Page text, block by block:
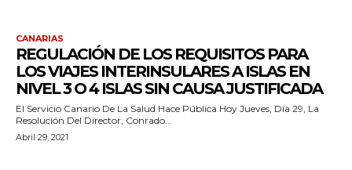
CANARIAS
REGULACIÓN DE LOS REQUISITOS PARA
LOS VIAJES INTERINSULARES A ISLAS EN
NIVEL 3 O 4 ISLAS SIN CAUSA JUSTIFICADA
El Servicio Canario De La Salud Hace Pública Hoy Jueves, Día 29, La
Resolución Del Director, Conrado...
Abril 29, 2021